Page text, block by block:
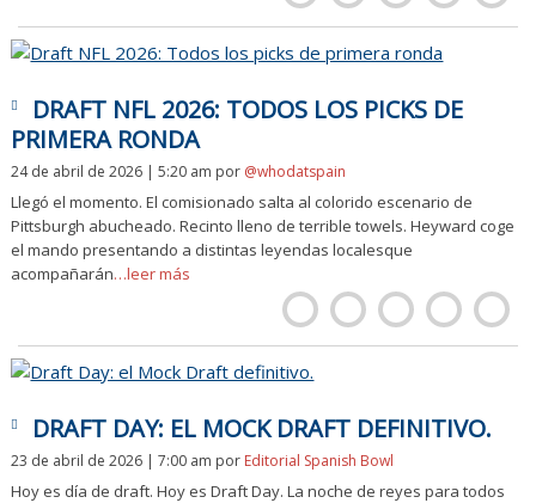
DRAFT NFL 2026: TODOS LOS PICKS DE
PRIMERA RONDA
24 de abril de 2026 | 5:20 am por @whodatspain
Llegó el momento. El comisionado salta al colorido escenario de
Pittsburgh abucheado. Recinto lleno de terrible towels. Heyward coge
el mando presentando a distintas leyendas localesque
acompañarán…leer más
DRAFT DAY: EL MOCK DRAFT DEFINITIVO.
23 de abril de 2026 | 7:00 am por Editorial Spanish Bowl
Hoy es día de draft. Hoy es Draft Day. La noche de reyes para todos